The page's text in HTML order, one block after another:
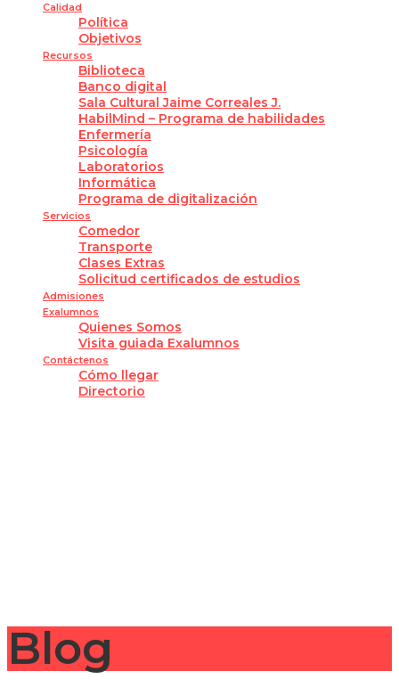
Calidad
Política
Objetivos
Recursos
Biblioteca
Banco digital
Sala Cultural Jaime Correales J.
HabilMind – Programa de habilidades
Enfermería
Psicología
Laboratorios
Informática
Programa de digitalización
Servicios
Comedor
Transporte
Clases Extras
Solicitud certificados de estudios
Admisiones
Exalumnos
Quienes Somos
Visita guiada Exalumnos
Contáctenos
Cómo llegar
Directorio
Blog